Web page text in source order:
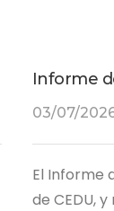
Informe
03/07/
El Informe
de CEDU,